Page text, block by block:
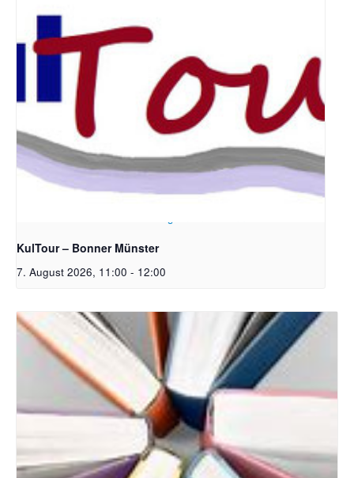
KulTour – Bonner Münster
7. August 2026, 11:00 - 12:00